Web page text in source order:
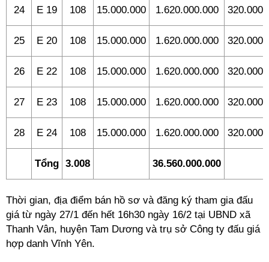
24 E 19 108 15.000.000 1.620.000.000
25 E 20 108 15.000.000 1.620.000.000
26 E 22 108 15.000.000 1.620.000.000
27 E 23 108 15.000.000 1.620.000.000
28 E 24 108 15.000.000 1.620.000.000
Tổng 3.008 36.560.000.000
Thời gian, địa điểm bán hồ sơ và đăng ký tham gia đấu
giá từ ngày 27/1 đến hết 16h30 ngày 16/2 tại UBND xã
Thanh Vân, huyện Tam Dương và trụ sở Công ty đấu giá
hợp danh Vĩnh Yên.